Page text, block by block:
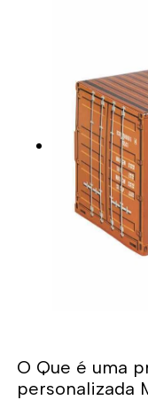
O Que é uma
personalizada